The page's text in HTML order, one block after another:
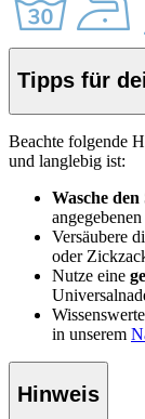
Tipps für
Beachte folgende
und langlebig ist:
Wasche
angegebenen
Versäubere
oder
Nutze eine
in unserem
Hinweis